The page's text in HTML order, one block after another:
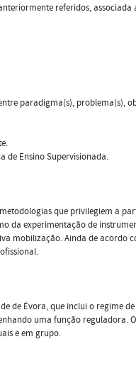
referidos,
paradigma(s), problema(s),
de Ensino Supervisionada.
que privilegiem a
da experimentação de
mobilização. Ainda de acordo
de Évora, que inclui o regime
uma função reguladora.
e em grupo.